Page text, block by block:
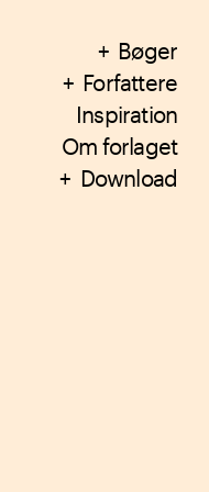
Bøger
Forfattere
Inspiration
Om forlaget
Download